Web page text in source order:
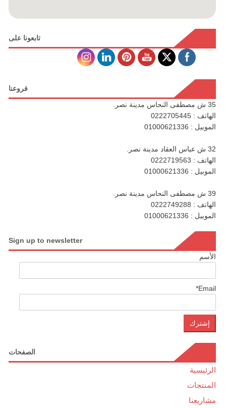
تابعونا على
فروعنا
35 ش مصطفى النحاس مدينة نصر.
الهاتف : 0222705445
الموبيل : 01000621336
32 ش عباس العقاد مدينة نصر.
الهاتف : 0222719563
الموبيل : 01000621336
39 ش مصطفى النحاس مدينة نصر.
الهاتف : 0222749288
الموبيل : 01000621336
Sign up to newsletter
الأسم
Email*
الصفحات
الرئيسية
المنتجات
مشاريعنا